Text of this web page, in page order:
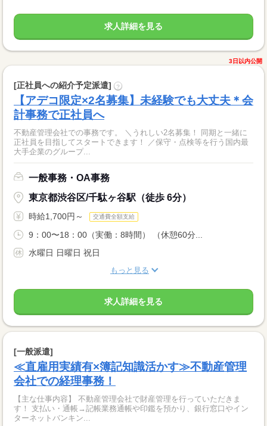
求人詳細を見る
3日以内公開
[正社員への紹介予定派遣] ?
【アデコ限定×2名募集】未経験でも大丈夫＊会
計事務で正社員へ
不動産管理会社での事務です。 ＼うれしい2名募集！ 同期と一緒に
正社員を目指してスタートできます！ ／保守・点検等を行う国内最
大手企業のグループ...
一般事務・OA事務
東京都渋谷区/千駄ヶ谷駅（徒歩 6分）
時給1,700円～ 交通費全額支給
9：00〜18：00（実働：8時間） （休憩60分...
水曜日 日曜日 祝日
もっと見る
求人詳細を見る
[一般派遣]
≪直雇用実績有×簿記知識活かす≫不動産管理
会社での経理事務！
【主な仕事内容】 不動産管理会社で財産管理を行っていただきま
す！ 支払い・通帳→記帳業務通帳や印鑑を預かり、銀行窓口やイン
ターネットバンキン...